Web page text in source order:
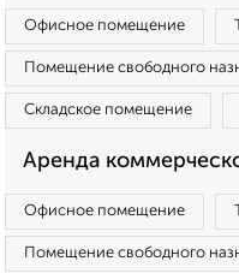
Офисное помещение
Помещение свободного
Складское помещение
Аренда
Офисное помещение
Помещение свободного